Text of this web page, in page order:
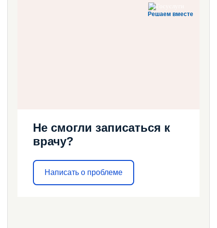
Решаем вместе
Не смогли записаться к
врачу?
Написать о проблеме